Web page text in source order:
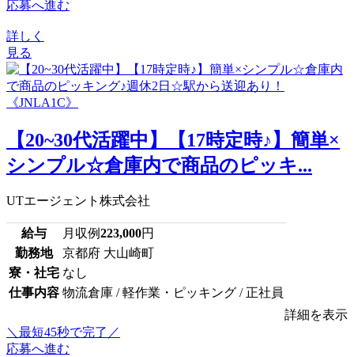
応募へ進む
詳しく
見る
【20~30代活躍中】【17時定時♪】簡単×
シンプル☆倉庫内で商品のピッキ...
UTエージェント株式会社
給与 月収例223,000円
勤務地
京都府 大山崎町
寮・社宅 なし
仕事内容 物流倉庫 / 軽作業・ピッキング / 正社員
詳細を表示
＼最短45秒で完了／
応募へ進む